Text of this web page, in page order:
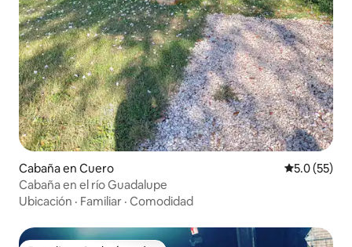
Cabaña en Cuero Calificación
5.0 (55)
Cabaña en el río Guadalupe
Ubicación · Familiar · Comodidad